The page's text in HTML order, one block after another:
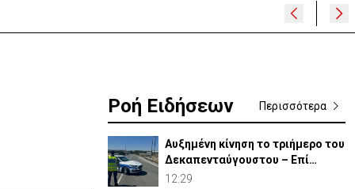
Ροή Ειδήσεων Περισσότερα
Αυξημένη κίνηση το τριήμερο του
Δεκαπενταύγουστου – Επί
ποδός η Αστυνομία
12:29